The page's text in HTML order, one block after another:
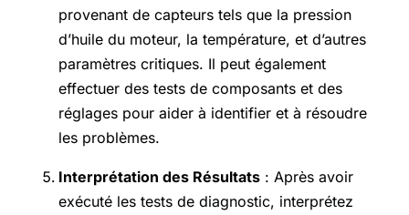
provenant de capteurs tels que la pression
d’huile du moteur, la température, et d’autres
paramètres critiques. Il peut également
effectuer des tests de composants et des
réglages pour aider à identifier et à résoudre
les problèmes.
Interprétation des Résultats : Après avoir
exécuté les tests de diagnostic, interprétez